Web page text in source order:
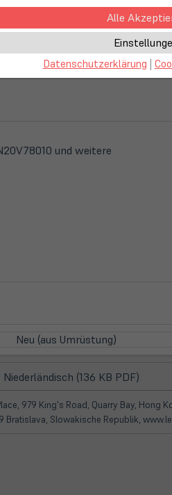
und weitere
Neu (aus Umrüstung)
(136 KB PDF)
in
neuem
Tab)
979 King's Road, Quarry Bay, Hong
Bratislava, Slowakische Republik,
Alle
Datenschutzerklärung |